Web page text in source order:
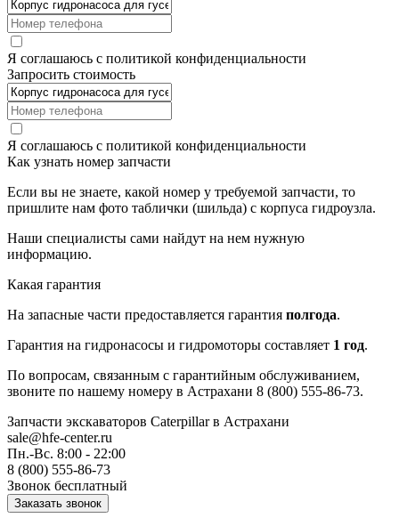
Я соглашаюсь с политикой конфиденциальности
Запросить стоимость
Я соглашаюсь с политикой конфиденциальности
Как узнать номер запчасти
Если вы не знаете, какой номер у требуемой запчасти, то
пришлите нам фото таблички (шильда) с корпуса гидроузла.
Наши специалисты сами найдут на нем нужную
информацию.
Какая гарантия
На запасные части предоставляется гарантия полгода.
Гарантия на гидронасосы и гидромоторы составляет 1 год.
По вопросам, связанным с гарантийным обслуживанием,
звоните по нашему номеру в Астрахани 8 (800) 555-86-73.
Запчасти экскаваторов Caterpillarв Астрахани
sale@hfe-center.ru
Пн.-Вс. 8:00 - 22:00
8 (800) 555-86-73
Звонок бесплатный